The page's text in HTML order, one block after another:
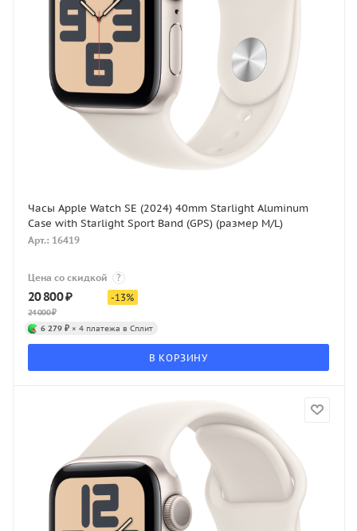
Часы Apple Watch SE (2024) 40mm Starlight Aluminum
Case with Starlight Sport Band (GPS) (размер M/L)
Арт.: 16419
Цена со скидкой ?
20 800₽
24 000₽
-13%
6 279 ₽ × 4 платежа в Сплит
В КОРЗИНУ